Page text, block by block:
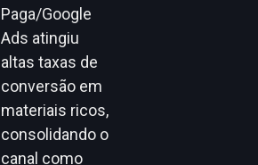
Paga/Google
Ads atingiu
altas taxas de
conversão em
materiais ricos,
consolidando o
canal como